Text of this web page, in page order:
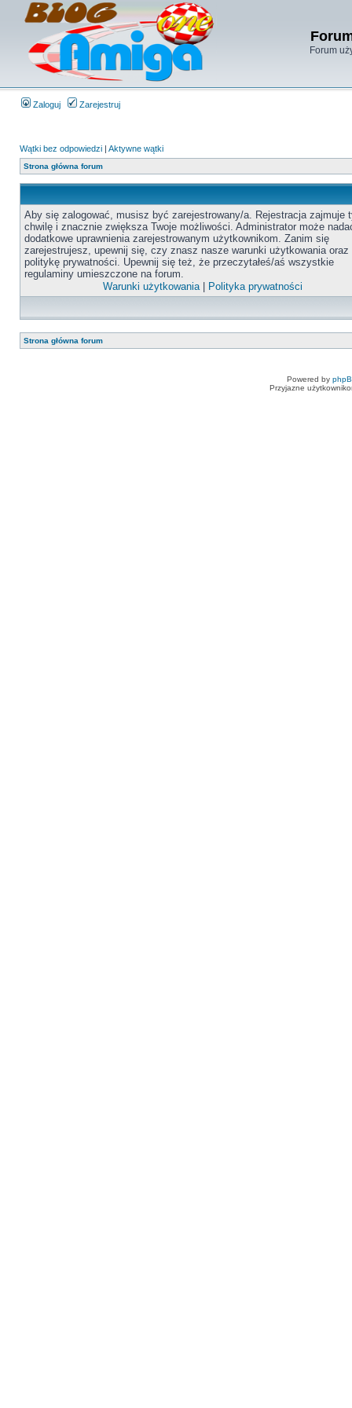
Forum
Zaloguj Zarejestruj
Wątki bez odpowiedzi | Aktywne wątki
Strona główna forum
Aby się zalogować, musisz być zarejestrowany/a. Rejestracja zajmuje
chwilę i znacznie zwiększa Twoje możliwości. Administrator może
dodatkowe uprawnienia zarejestrowanym użytkownikom. Zanim się
zarejestrujesz, upewnij się, czy znasz nasze warunki użytkowania oraz
politykę prywatności. Upewnij się też, że przeczytałeś/aś wszystkie
regulaminy umieszczone na forum.
Warunki użytkowania| Polityka prywatności
Strona główna forum
Powered by
Przyjazne